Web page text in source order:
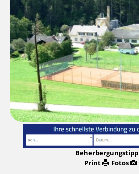
Beherbergungstipp
Print
Fotos